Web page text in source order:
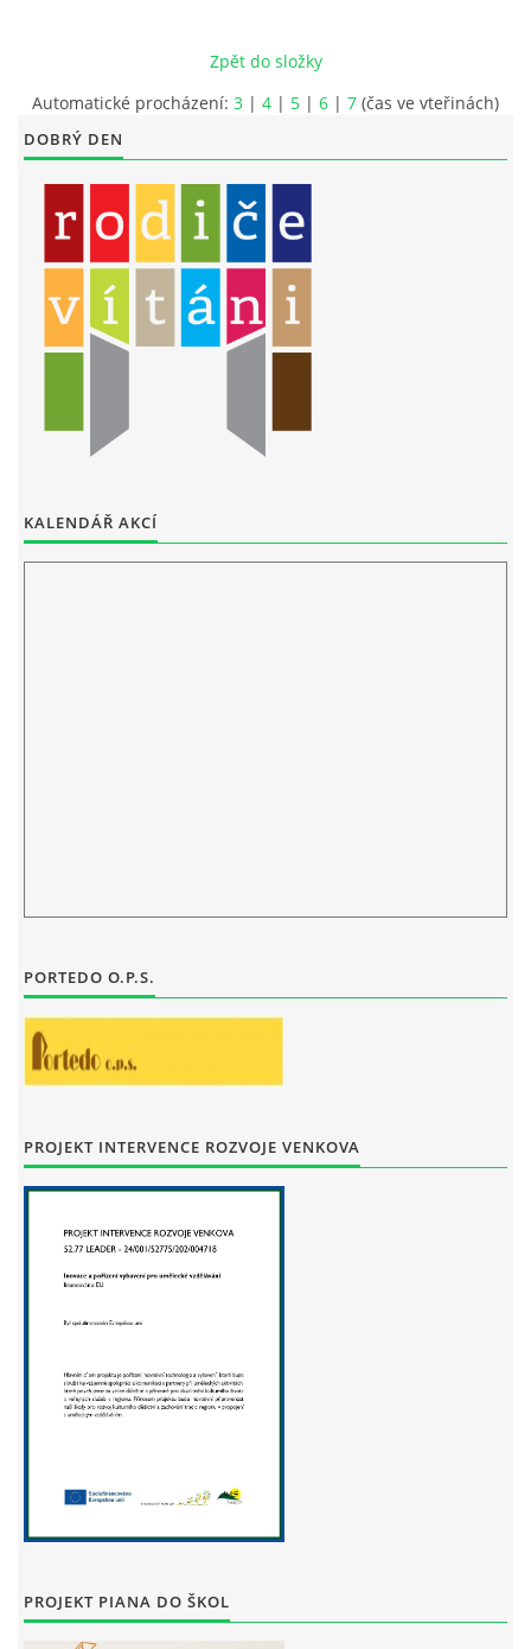
DĚTSKÁ UMĚLECKÁ DÍLNA
PRAVIDLA PRO VEŘEJNÉ AKCE ZUŠ STAŇKOV
ÚSPĚCHY NAŠICH ŽÁKŮ
PŘIJÍMACÍ TALENTOVÉ ZKOUŠKY
BYLO, NEBYLO V ZUŠ STAŇKOV
zus.stankov@tiscali.cz
© 2026 eStránky.cz |Tisk
Zpět do složky
Automatické procházení: 3 | 4 | 5 | 6 | 7 (čas ve vteřinách)
DOBRÝ DEN
KALENDÁŘ AKCÍ
PORTEDO O.P.S.
PROJEKT INTERVENCE ROZVOJE VENKOVA
PROJEKT PIANA DO ŠKOL